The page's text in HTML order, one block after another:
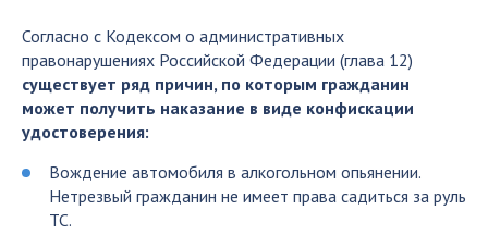
Согласно с Кодексом о административных
правонарушениях Российской Федерации (глава 12)
существует ряд причин, по которым гражданин
может получить наказание в виде конфискации
удостоверения:
Вождение автомобиля в алкогольном опьянении.
Нетрезвый гражданин не имеет права садиться за руль
ТС.